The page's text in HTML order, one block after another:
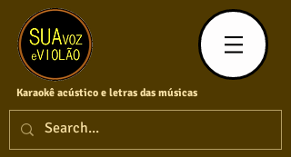
Karaokê acústico e letras das músicas